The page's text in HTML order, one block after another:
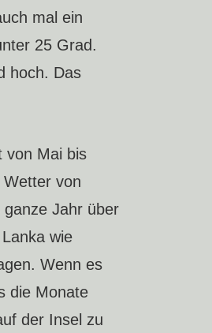
mal ein
25 Grad.
hoch. Das
von Mai bis
von
Jahr über
wie
Wenn es
die Monate
der Insel zu